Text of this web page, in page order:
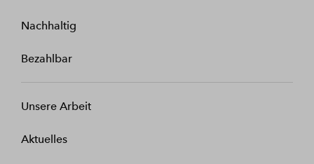
Nachhaltig
Bezahlbar
Unsere Arbeit
Aktuelles